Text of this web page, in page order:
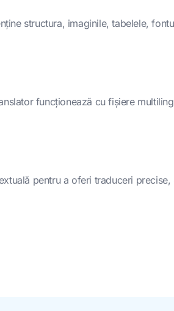
structura, imaginile, tabelele,
funcționează cu fișiere
pentru a oferi traduceri